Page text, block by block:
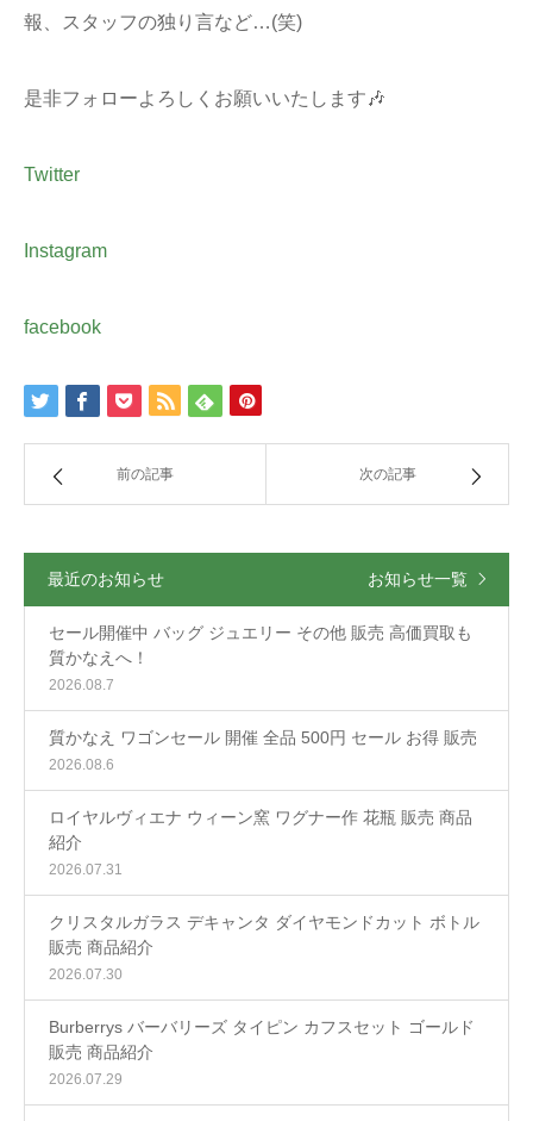
報、スタッフの独り言など…(笑)
是非フォローよろしくお願いいたします🎶
Twitter
Instagram
facebook
前の記事 次の記事
最近のお知らせ お知らせ一覧
セール開催中 バッグ ジュエリー その他 販売 高価買取も
質かなえへ！
2026.08.7
質かなえ ワゴンセール 開催 全品 500円 セール お得 販売
2026.08.6
ロイヤルヴィエナ ウィーン窯 ワグナー作 花瓶 販売 商品
紹介
2026.07.31
クリスタルガラス デキャンタ ダイヤモンドカット ボトル
販売 商品紹介
2026.07.30
Burberrys バーバリーズ タイピン カフスセット ゴールド
販売 商品紹介
2026.07.29